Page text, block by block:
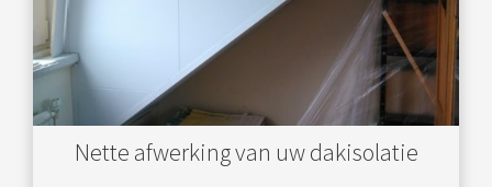
Nette afwerking van uw dakisolatie